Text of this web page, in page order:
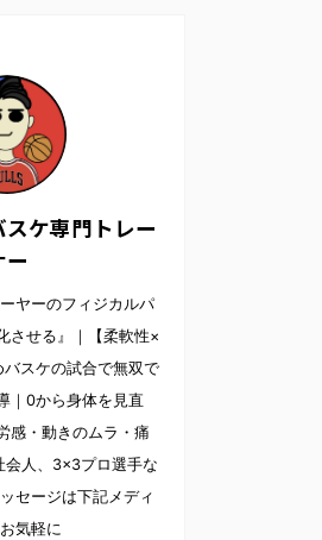
ケ専門トレー
ー
ヤーのフィジカルパ
させる』｜【柔軟性×
スケの試合で無双で
｜0から身体を見直
感・動きのムラ・痛
会人、3×3プロ選手な
セージは下記メディ
気軽に